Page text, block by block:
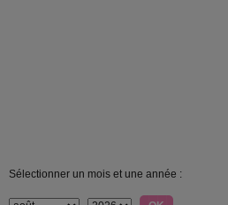
Sélectionner un mois et une année :